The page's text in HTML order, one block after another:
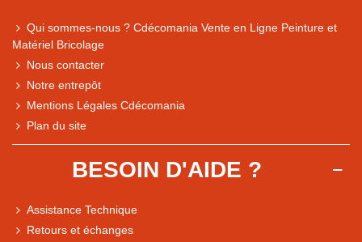
Qui sommes-nous ? Cdécomania Vente en Ligne Peinture et
Matériel Bricolage
Nous contacter
Notre entrepôt
Mentions Légales Cdécomania
Plan du site
BESOIN D'AIDE ?
Assistance Technique
Retours et échanges